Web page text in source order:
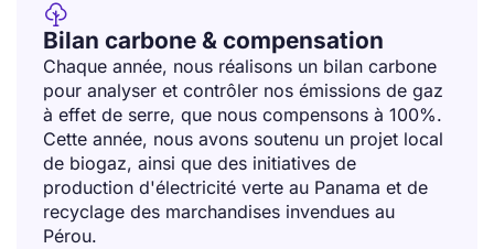

Bilan carbone & compensation
Chaque année, nous réalisons un bilan carbone
pour analyser et contrôler nos émissions de gaz
à effet de serre, que nous compensons à 100%.
Cette année, nous avons soutenu un projet local
de biogaz, ainsi que des initiatives de
production d'électricité verte au Panama et de
recyclage des marchandises invendues au
Pérou.